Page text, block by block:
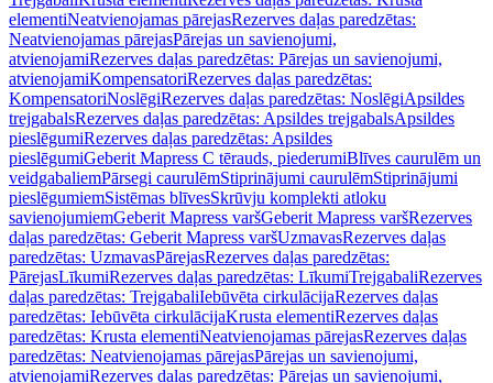
elementiNeatvienojamas pārejasRezerves daļas paredzētas:
Neatvienojamas pārejasPārejas un savienojumi,
atvienojamiRezerves daļas paredzētas: Pārejas un savienojumi,
atvienojamiKompensatoriRezerves daļas paredzētas:
KompensatoriNoslēgiRezerves daļas paredzētas: NoslēgiApsildes
trejgabalsRezerves daļas paredzētas: Apsildes trejgabalsApsildes
pieslēgumiRezerves daļas paredzētas: Apsildes
pieslēgumiGeberit Mapress C tērauds, piederumiBlīves caurulēm un
veidgabaliemPārsegi caurulēmStiprinājumi caurulēmStiprinājumi
pieslēgumiemSistēmas blīvesSkrūvju komplekti atloku
savienojumiemGeberit Mapress varšGeberit Mapress varšRezerves
daļas paredzētas: Geberit Mapress varšUzmavasRezerves daļas
paredzētas: UzmavasPārejasRezerves daļas paredzētas:
PārejasLīkumiRezerves daļas paredzētas: LīkumiTrejgabaliRezerves
daļas paredzētas: TrejgabaliIebūvēta cirkulācijaRezerves daļas
paredzētas: Iebūvēta cirkulācijaKrusta elementiRezerves daļas
paredzētas: Krusta elementiNeatvienojamas pārejasRezerves daļas
paredzētas: Neatvienojamas pārejasPārejas un savienojumi,
atvienojamiRezerves daļas paredzētas: Pārejas un savienojumi,